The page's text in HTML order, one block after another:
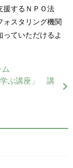
援するＮＰＯ法
ォスタリング機関
っていただけるよ
学ぶ講座」 講